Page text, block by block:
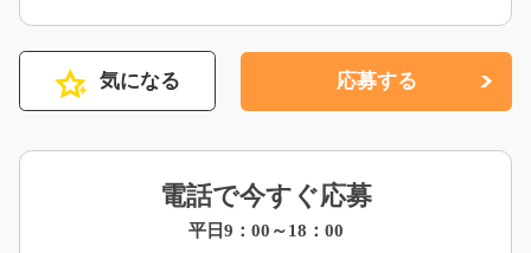
気になる 応募する
電話で今すぐ応募
平日9：00～18：00